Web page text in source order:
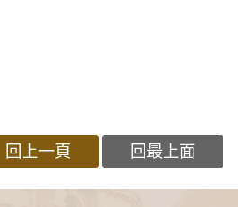
回上一頁 回最上面